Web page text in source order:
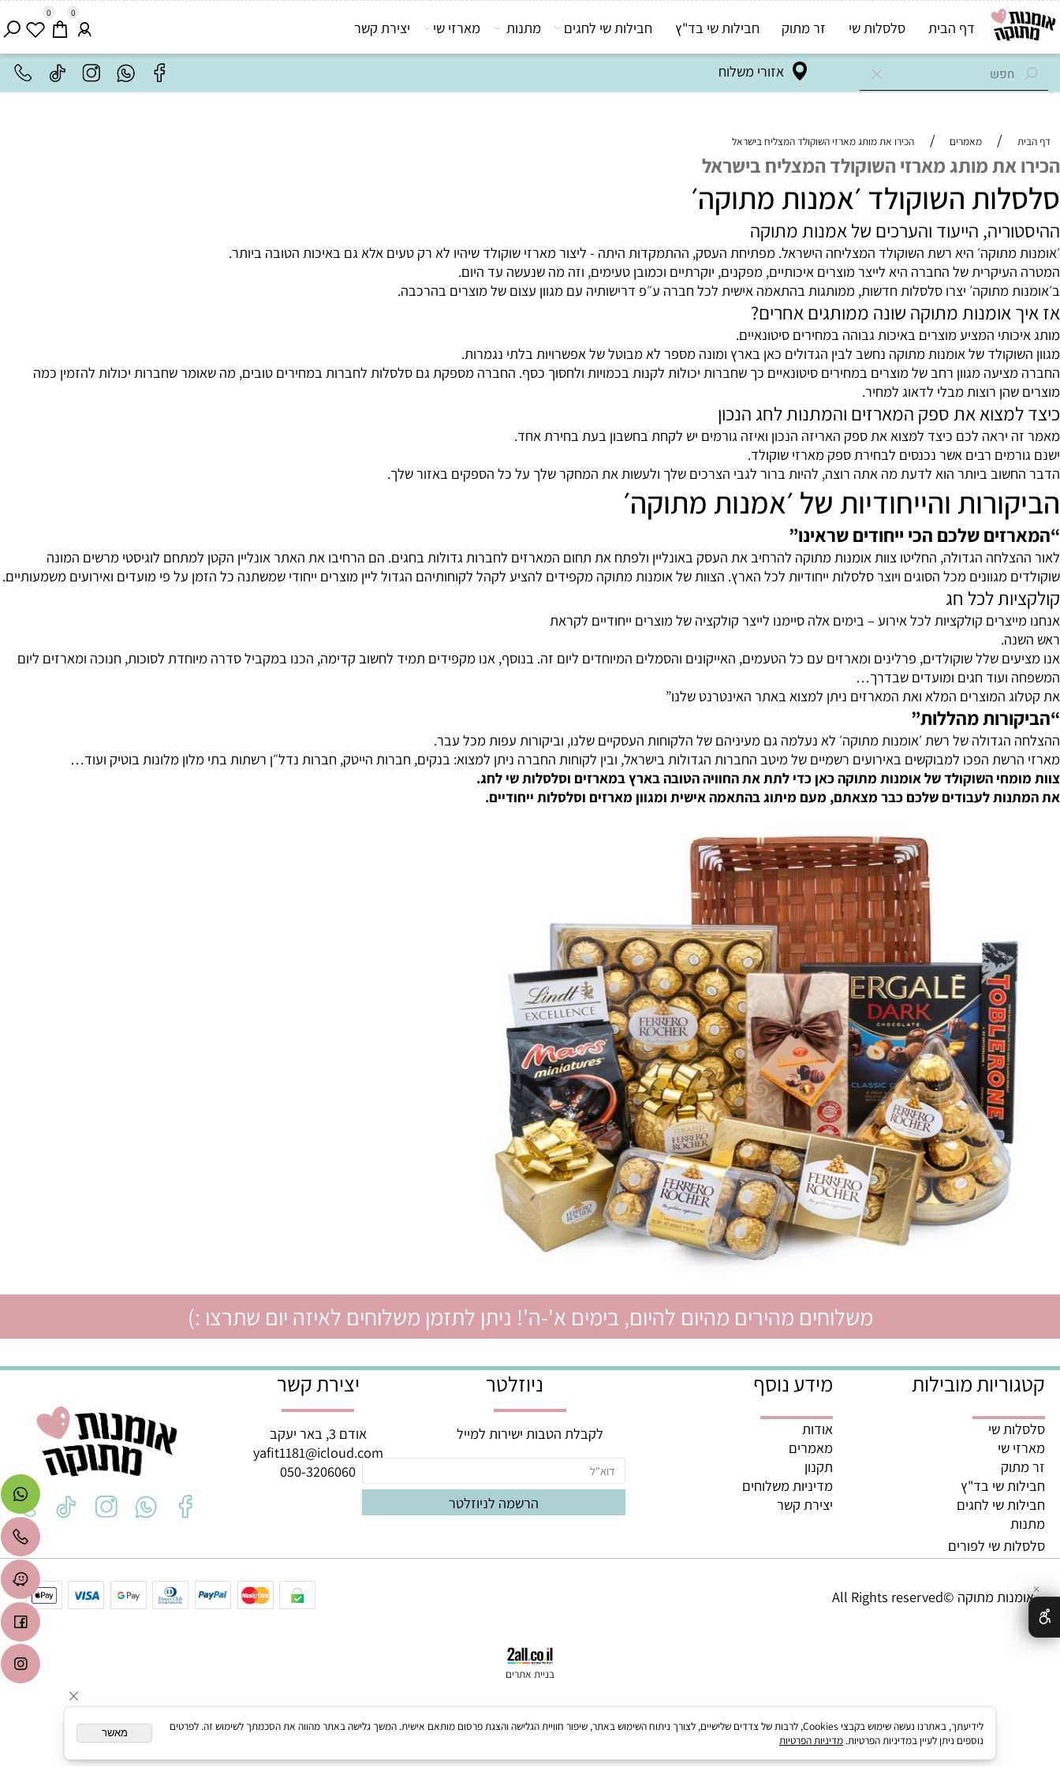
אזורי משלוח
0 0
דף הבית סלסלות שי זר מתוק חבילות שי בד"ץ חבילות שי לחגים מתנות מארזי שי יצירת קשר
/ מאמרים / הכירו את מותג מארזי השוקולד המצליח בישראל
את מותג מארזי השוקולד המצליח בישראל
השוקולד ׳אמנות מתוקה׳
הייעוד והערכים של אמנות מתוקה
מתוקה׳ היא רשת השוקולד המצליחה הישראל. מפתיחת העסק, ההתמקדות היתה - ליצור מארזי שוקולד שיהיו לא רק טעים אלא גם באיכות הטובה ביותר.
של החברה היא לייצר מוצרים איכותיים, מפקנים, יוקרתיים וכמובן טעימים, וזה מה שנעשה עד היום.
מתוקה׳ יצרו סלסלות חדשות, ממותגות בהתאמה אישית לכל חברה ע״פ דרישותיה עם מגוון עצום של מוצרים בהרכבה.
אומנות מתוקה שונה ממותגים אחרים?
המציע מוצרים באיכות גבוהה במחירים סיטונאיים.
של אומנות מתוקה נחשב לבין הגדולים כאן בארץ ומונה מספר לא מבוטל של אפשרויות בלתי נגמרות.
מגוון רחב של מוצרים במחירים סיטונאיים כך שחברות יכולות לקנות בכמויות ולחסוך כסף. החברה מספקת גם סלסלות לחברות במחירים טובים, מה שאומר שחברות יכולות להזמין כמה
רוצות מבלי לדאוג למחיר.
את ספק המארזים והמתנות לחג הנכון
לכם כיצד למצוא את ספק האריזה הנכון ואיזה גורמים יש לקחת בחשבון בעת בחירת אחד.
רבים אשר נכנסים לבחירת ספק מארזי שוקולד.
ביותר הוא לדעת מה אתה רוצה, להיות ברור לגבי הצרכים שלך ולעשות את המחקר שלך על כל הספקים באזור שלך.
והייחודיות של ׳אמנות מתוקה׳
שלכם הכי ייחודים שראינו”
הגדולה, החליטו צוות אומנות מתוקה להרחיב את העסק באונליין ולפתח את תחום המארזים לחברות גדולות בחגים. הם הרחיבו את האתר אונליין הקטן למתחם לוגיסטי מרשים המונה
מגוונים מכל הסוגים ויוצר סלסלות ייחודיות לכל הארץ. הצוות של אומנות מתוקה מקפידים להציע לקהל לקוחותיהם הגדול ליין מוצרים ייחודי שמשתנה כל הזמן על פי מועדים ואירועים משמעותיים.
לכל חג
קולקציות לכל אירוע – בימים אלה סיימנו לייצר קולקציה של מוצרים ייחודיים לקראת
שלל שוקולדים, פרלינים ומארזים עם כל הטעמים, האייקונים והסמלים המיוחדים ליום זה. בנוסף, אנו מקפידים תמיד לחשוב קדימה, הכנו במקביל סדרה מיוחדת לסוכות, חנוכה ומארזים ליום
חגים ומועדים שבדרך…
המוצרים המלא ואת המארזים ניתן למצוא ב
מהללות”
של רשת ׳אומנות מתוקה׳ לא נעלמה גם מעיניהם של הלקוחות העסקיים שלנו, וביקורות עפות מכל עבר.
הפכו למבוקשים באירועים רשמיים של מיטב החברות הגדולות בישראל, ובין לקוחות החברה ניתן למצוא: בנקים, חברות הייטק, חברות נדל״ן רשתות בתי מלון מלונות בוטיק ועוד…
השוקולד של אומנות מתוקה כאן כדי לתת את החוויה הטובה בארץ במארזים וסלסלות שי לחג.
משלוחים מהירים מהיום להיום, בימים א'-ה'! ניתן לתזמן משלוחים לאיזה יום שתרצו :)
מובילות
שי
שי
שי בד"ץ
שי לפורים
מידע נוסף
מאמרים
ניוזלטר
לקבלת הטבות ישירות למייל
יצירת קשר
אודם 3, באר יעקב
yafit1181@icloud.com